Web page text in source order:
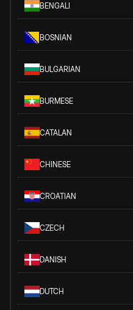
BENGALI
BOSNIAN
BULGARIAN
BURMESE
CATALAN
CHINESE
CROATIAN
CZECH
DANISH
DUTCH